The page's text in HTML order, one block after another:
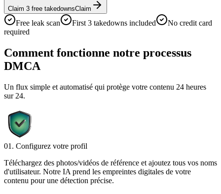
Claim 3 free takedownsClaim
Free leak scan First 3 takedowns included
No credit card
required
Comment fonctionne notre processus
DMCA
Un flux simple et automatisé qui protège votre contenu 24 heures
sur 24.
01. Configurez votre profil
Téléchargez des photos/vidéos de référence et ajoutez tous vos noms
d'utilisateur. Notre IA prend les empreintes digitales de votre
contenu pour une détection précise.